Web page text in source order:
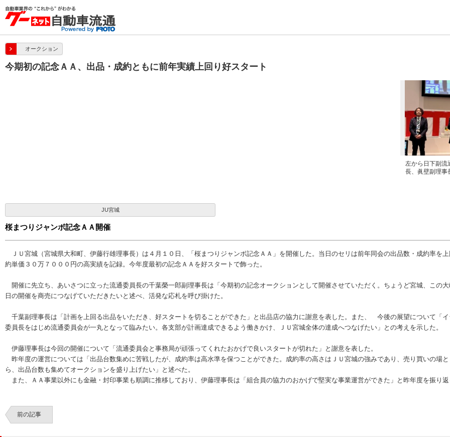
オークション
今期初の記念ＡＡ、出品・成約ともに前年実績上回り好スタート
左から日下副流
長、眞壁副理事
JU宮城
桜まつりジャンボ記念ＡＡ開催
ＪＵ宮城（宮城県大和町、伊藤行雄理事長）は４月１０日、「桜まつりジャンボ記念ＡＡ」を開催した。当日のセリは前年同会の出品数・成約率を
約単価３０万７０００円の高実績を記録。今年度最初の記念ＡＡを好スタートで飾った。
開催に先立ち、あいさつに立った流通委員長の千葉榮一郎副理事長は「今期初の記念オークションとして開催させていただく。ちょうど宮城、この
日の開催を商売につなげていただきたいと述べ、活発な応札を呼び掛けた。
千葉副理事長は「計画を上回る出品をいただき、好スタートを切ることができた」と出品店の協力に謝意を表した。また、 今後の展望について「
委員長をはじめ流通委員会が一丸となって臨みたい。各支部が計画達成できるよう働きかけ、ＪＵ宮城全体の達成へつなげたい」との考えを示した。
伊藤理事長は今回の開催について「流通委員会と事務局が頑張ってくれたおかげで良いスタートが切れた」と謝意を表した。
昨年度の運営については「出品台数集めに苦戦したが、成約率は高水準を保つことができた。成約率の高さはＪＵ宮城の強みであり、売り買いの場
ら、出品台数も集めてオークションを盛り上げたい」と述べた。
また、ＡＡ事業以外にも金融・封印事業も順調に推移しており、伊藤理事長は「組合員の協力のおかげで堅実な事業運営ができた」と昨年度を振り返
前の記事